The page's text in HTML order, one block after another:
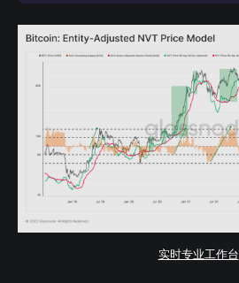
实时专业工作台